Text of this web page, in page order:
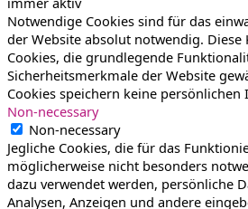
Notwendige Cookies sind für das
der Website absolut notwendig.
Cookies, die grundlegende
Sicherheitsmerkmale der Website
Cookies speichern keine
Non-necessary
Non-necessary
Jegliche Cookies, die für das
möglicherweise nicht besonders
dazu verwendet werden, persönliche
Analysen, Anzeigen und andere